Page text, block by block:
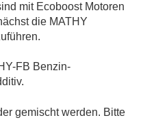
mit Ecoboost Motoren
die MATHY
FB Benzin-
gemischt werden. Bitte